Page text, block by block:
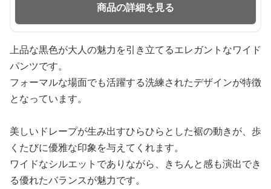
商品の詳細を見る
上品な黒色が大人の魅力を引き立てるエレガントなワイド
パンツです。
フォーマルな場面でも活躍する洗練されたデザインが特徴
となっています。
美しいドレープが生み出すひらひらとした裾の動きが、歩
くたびに優雅な印象を与えてくれます。
ワイドなシルエットでありながら、きちんと感も演出でき
る優れたバランスが魅力です。